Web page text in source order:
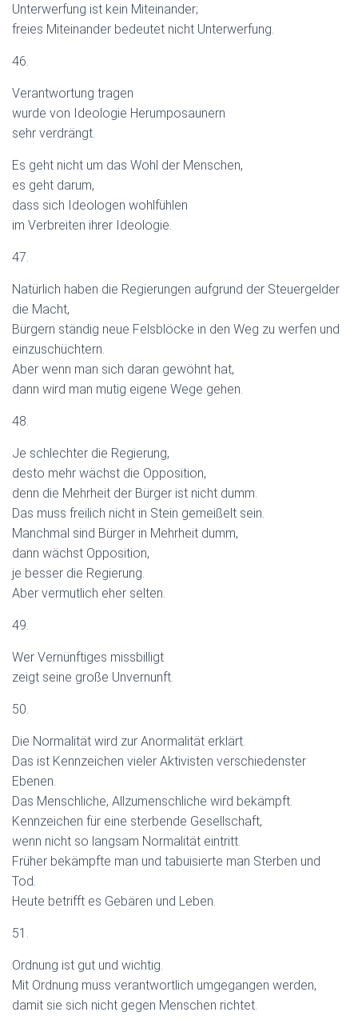
Unterwerfung ist kein Miteinander;
freies Miteinander bedeutet nicht Unterwerfung.
46.
Verantwortung tragen
wurde von Ideologie Herumposaunern
sehr verdrängt.
Es geht nicht um das Wohl der Menschen,
es geht darum,
dass sich Ideologen wohlfühlen
im Verbreiten ihrer Ideologie.
47.
Natürlich haben die Regierungen aufgrund der Steuergelder
die Macht,
Bürgern ständig neue Felsblöcke in den Weg zu werfen und
einzuschüchtern.
Aber wenn man sich daran gewöhnt hat,
dann wird man mutig eigene Wege gehen.
48.
Je schlechter die Regierung,
desto mehr wächst die Opposition,
denn die Mehrheit der Bürger ist nicht dumm.
Das muss freilich nicht in Stein gemeißelt sein.
Manchmal sind Bürger in Mehrheit dumm,
dann wächst Opposition,
je besser die Regierung.
Aber vermutlich eher selten.
49.
Wer Vernünftiges missbilligt
zeigt seine große Unvernunft.
50.
Die Normalität wird zur Anormalität erklärt.
Das ist Kennzeichen vieler Aktivisten verschiedenster
Ebenen.
Das Menschliche, Allzumenschliche wird bekämpft.
Kennzeichen für eine sterbende Gesellschaft,
wenn nicht so langsam Normalität eintritt.
Früher bekämpfte man und tabuisierte man Sterben und
Tod.
Heute betrifft es Gebären und Leben.
51.
Ordnung ist gut und wichtig.
Mit Ordnung muss verantwortlich umgegangen werden,
damit sie sich nicht gegen Menschen richtet.